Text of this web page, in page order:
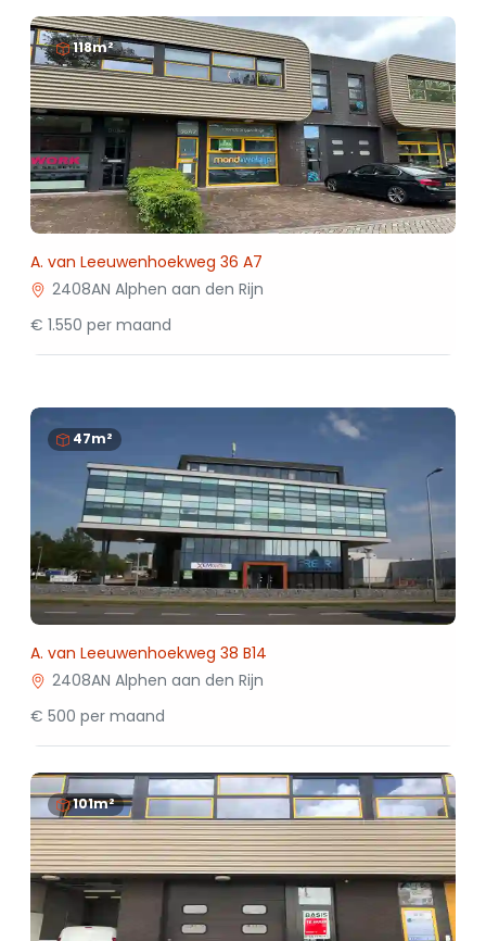
118m²
A. van Leeuwenhoekweg 36 A7
2408AN Alphen aan den Rijn
€ 1.550 per maand
47m²
A. van Leeuwenhoekweg 38 B14
2408AN Alphen aan den Rijn
€ 500 per maand
101m²